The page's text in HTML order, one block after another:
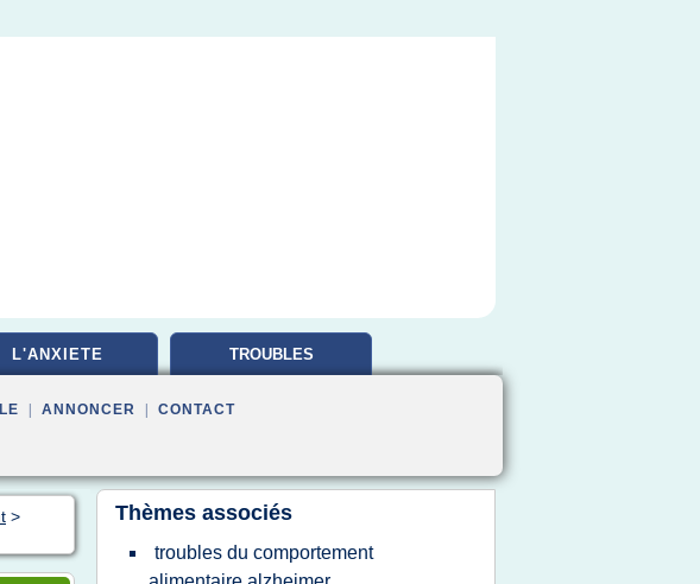
L'ANXIETE TROUBLES
ANNONCER CONTACT
>
Thèmes associés
troubles du comportement